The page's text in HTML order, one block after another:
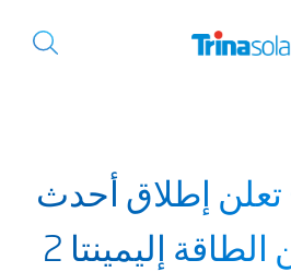
تعلن إطلاق أحدث
حلول تخزين الطاقة إليمينتا 2